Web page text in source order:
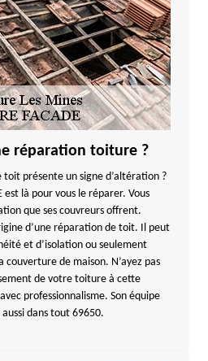
réparation toiture ?
présente un signe d’altération ?
est là pour vous le réparer. Vous
que ses couvreurs offrent.
d’une réparation de toit. Il peut
et d’isolation ou seulement
couverture de maison. N’ayez pas
de votre toiture à cette
professionnalisme. Son équipe
dans tout 69650.